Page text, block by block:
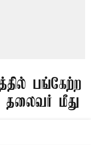
பங்கேற்ற
மீது